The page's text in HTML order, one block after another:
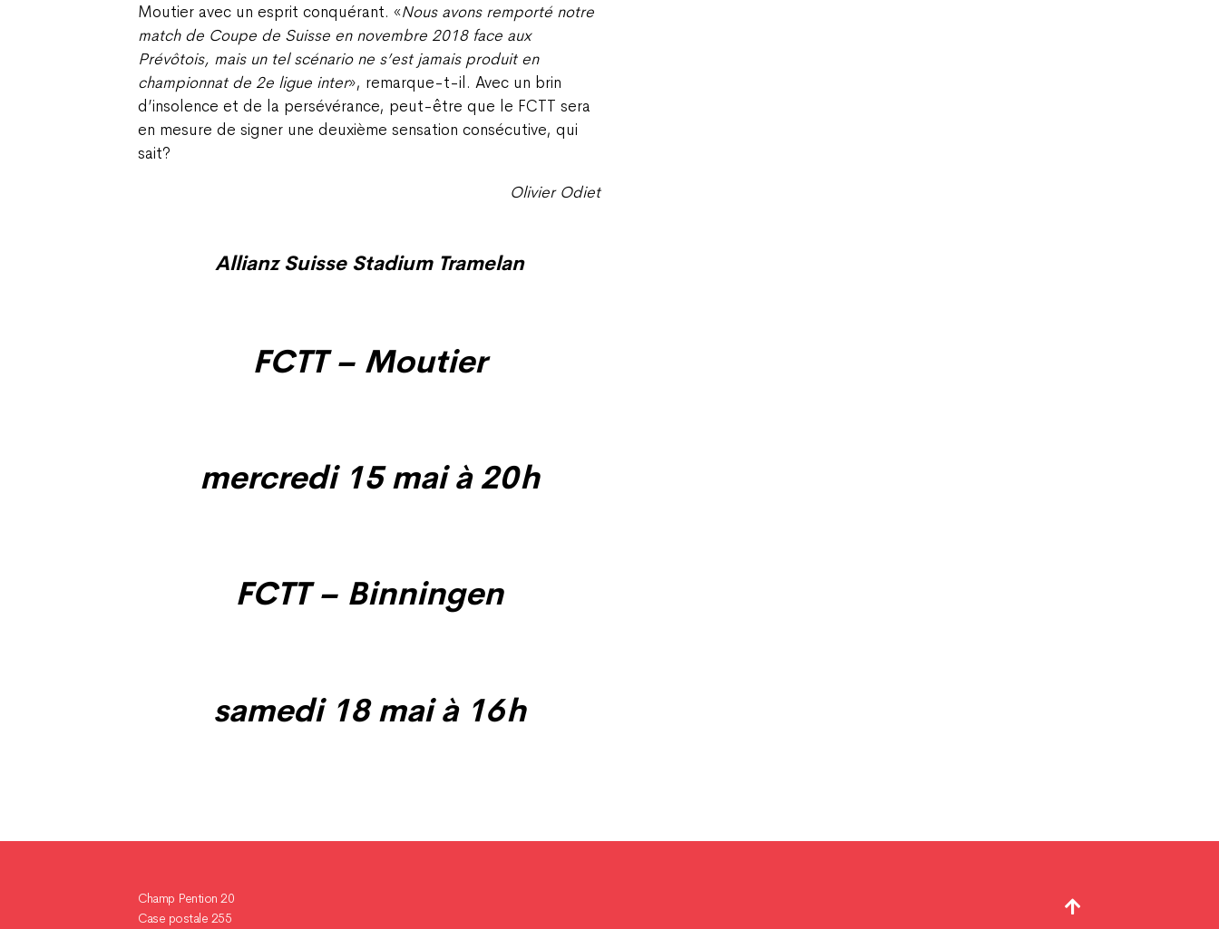
Moutier avec un esprit conquérant. «Nous avons remporté notre
match de Coupe de Suisse en novembre 2018 face aux
Prévôtois, mais un tel scénario ne s’est jamais produit en
championnat de 2e ligue inter», remarque-t-il. Avec un brin
d’insolence et de la persévérance, peut-être que le FCTT sera
en mesure de signer une deuxième sensation consécutive, qui
sait?
Olivier Odiet
Allianz Suisse Stadium Tramelan
FCTT – Moutier
mercredi 15 mai à 20 h
FCTT – Binningen
samedi 18 mai à 16 h
Champ Pention 20
Case postale 255